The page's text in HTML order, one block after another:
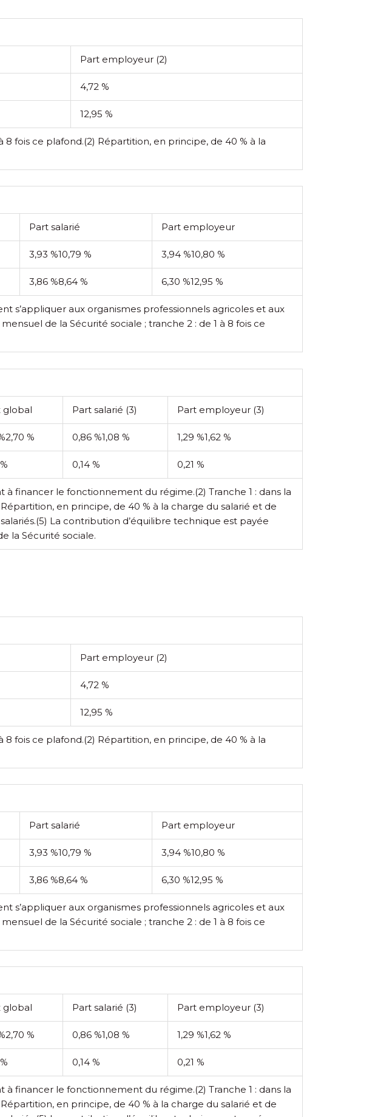
Part employeur (2)
4,72 %
12,95 %
8 fois ce plafond.(2) Répartition, en principe, de 40 % à la
Part salarié Part employeur
3,93 %10,79 % 3,94 %10,80 %
3,86 %8,64 % 6,30 %12,95 %
s’appliquer aux organismes professionnels agricoles et aux
de la Sécurité sociale ; tranche 2 : de 1 à 8 fois ce
global Part salarié (3) Part employeur (3)
2,70 % 0,86 %1,08 % 1,29 %1,62 %
0,14 % 0,21 %
à financer le fonctionnement du régime.(2) Tranche 1 : dans la
Répartition, en principe, de 40 % à la charge du salarié et de
(5) La contribution d’équilibre technique est payée
la Sécurité sociale.
Part employeur (2)
4,72 %
12,95 %
8 fois ce plafond.(2) Répartition, en principe, de 40 % à la
Part salarié Part employeur
3,93 %10,79 % 3,94 %10,80 %
3,86 %8,64 % 6,30 %12,95 %
s’appliquer aux organismes professionnels agricoles et aux
de la Sécurité sociale ; tranche 2 : de 1 à 8 fois ce
global Part salarié (3) Part employeur (3)
2,70 % 0,86 %1,08 % 1,29 %1,62 %
0,14 % 0,21 %
à financer le fonctionnement du régime.(2) Tranche 1 : dans la
Répartition, en principe, de 40 % à la charge du salarié et de